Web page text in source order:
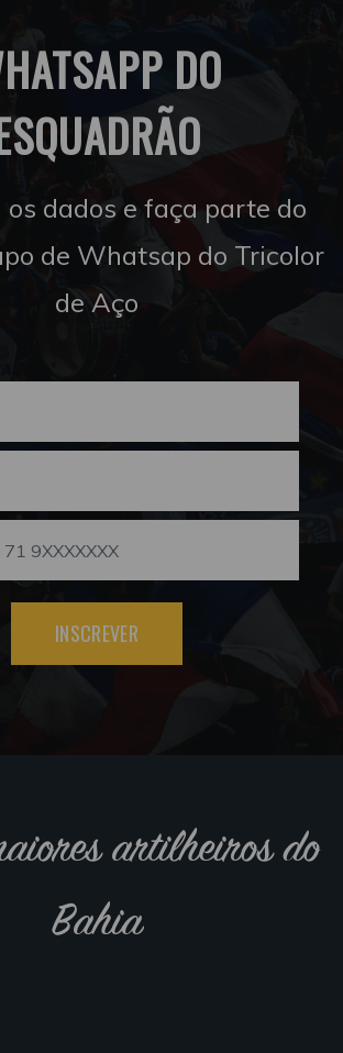
DO
os dados e faça parte do
de Whatsap do Tricolor
de Aço
INSCREVER
artilheiros do
Bahia